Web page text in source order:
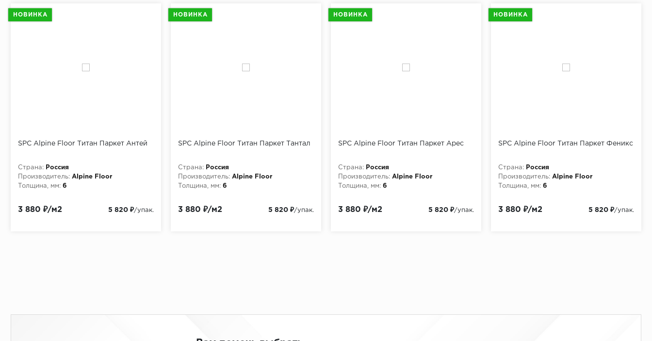
НОВИНКА
SPC Alpine Floor Титан Паркет Антей
Страна:
Россия
Производитель: Alpine Floor
Толщина, мм: 6
3 880 ₽/м2 5 820 ₽/упак.
НОВИНКА
SPC Alpine Floor Титан Паркет Тантал
Страна:
Россия
Производитель: Alpine Floor
Толщина, мм: 6
3 880 ₽/м2 5 820 ₽/упак.
НОВИНКА
SPC Alpine Floor Титан Паркет Арес
Страна:
Россия
Производитель: Alpine Floor
Толщина, мм: 6
3 880 ₽/м2 5 820 ₽/упак.
НОВИНКА
SPC Alpine Floor Титан Паркет Феникс
Страна:
Россия
Производитель: Alpine Floor
Толщина, мм: 6
3 880 ₽/м2 5 820 ₽/упак.